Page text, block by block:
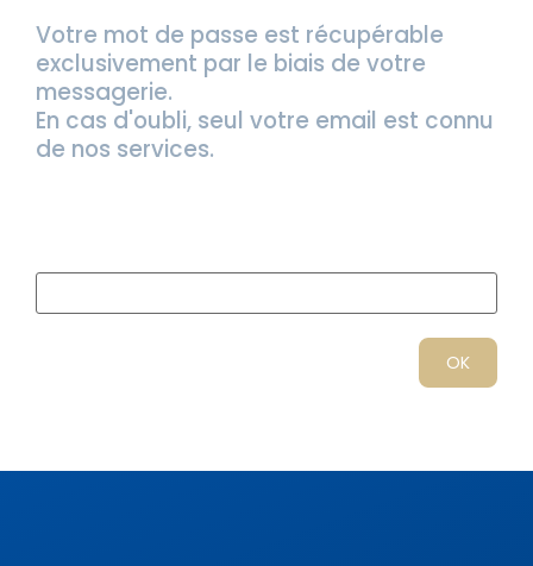
Votre mot de passe est récupérable
exclusivement par le biais de votre
messagerie.
En cas d'oubli, seul votre email est connu
de nos services.